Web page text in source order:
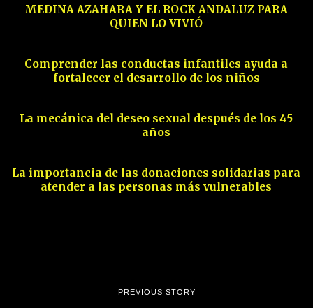
MEDINA AZAHARA Y EL ROCK ANDALUZ PARA
QUIEN LO VIVIÓ
Comprender las conductas infantiles ayuda a
fortalecer el desarrollo de los niños
La mecánica del deseo sexual después de los 45
años
La importancia de las donaciones solidarias para
atender a las personas más vulnerables
PREVIOUS STORY